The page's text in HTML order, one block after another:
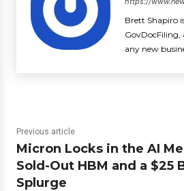
Brett Shapiro
any new
Previous article
Micron Locks in the AI
Sold-Out HBM and a $25
Splurge